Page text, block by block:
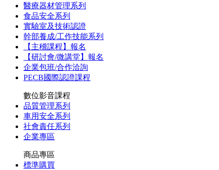
醫療器材管理系列
食品安全系列
實驗室及技術認證
幹部養成/工作技能系列
【主稽課程】報名
【研討會/微講堂】報名
企業包班/合作洽詢
PECB國際認證課程
數位影音課程
品質管理系列
車用安全系列
社會責任系列
企業專區
商品專區
標準購買